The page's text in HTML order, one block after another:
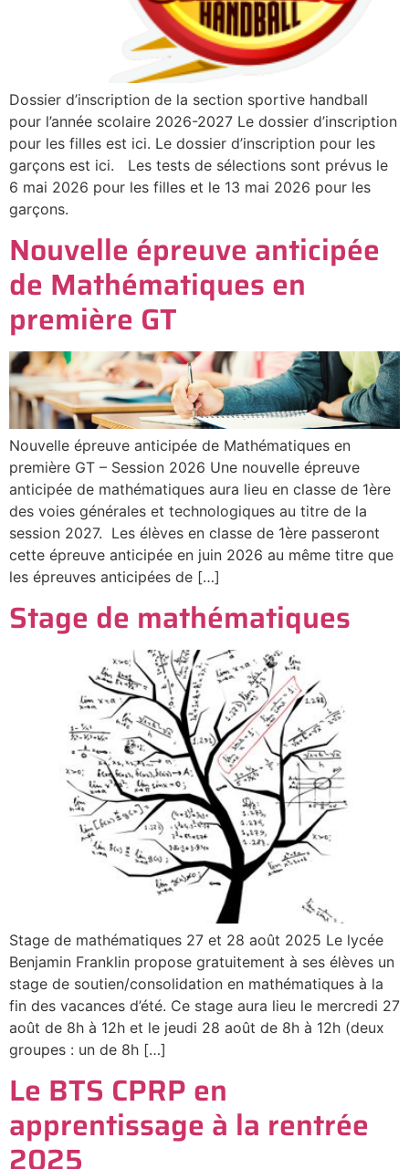
Dossier d’inscription de la section sportive handball
pour l’année scolaire 2026-2027 Le dossier d’inscription
pour les filles est ici. Le dossier d’inscription pour les
garçons est ici. Les tests de sélections sont prévus le
6 mai 2026 pour les filles et le 13 mai 2026 pour les
garçons.
Nouvelle épreuve anticipée
de Mathématiques en
première GT
Nouvelle épreuve anticipée de Mathématiques en
première GT – Session 2026 Une nouvelle épreuve
anticipée de mathématiques aura lieu en classe de 1ère
des voies générales et technologiques au titre de la
session 2027. Les élèves en classe de 1ère passeront
cette épreuve anticipée en juin 2026 au même titre que
les épreuves anticipées de […]
Stage de mathématiques
Stage de mathématiques 27 et 28 août 2025 Le lycée
Benjamin Franklin propose gratuitement à ses élèves un
stage de soutien/consolidation en mathématiques à la
fin des vacances d’été. Ce stage aura lieu le mercredi 27
août de 8h à 12h et le jeudi 28 août de 8h à 12h (deux
groupes : un de 8h […]
Le BTS CPRP en
apprentissage à la rentrée